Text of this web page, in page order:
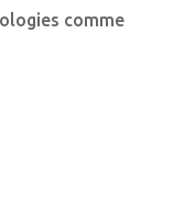
comme